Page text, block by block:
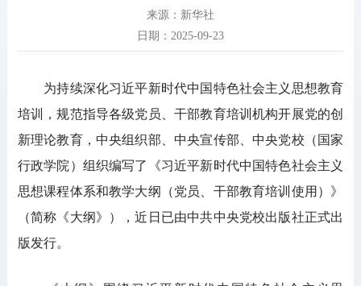
来源：新华社
日期：2025-09-23
为持续深化习近平新时代中国特色社会主义思想教育
培训，规范指导各级党员、干部教育培训机构开展党的创
新理论教育，中央组织部、中央宣传部、中央党校（国家
行政学院）组织编写了《习近平新时代中国特色社会主义
思想课程体系和教学大纲（党员、干部教育培训使用）》
（简称《大纲》），近日已由中共中央党校出版社正式出
版发行。